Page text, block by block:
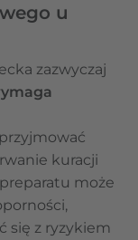
u
zazwyczaj
kuracji
może
się z ryzykiem